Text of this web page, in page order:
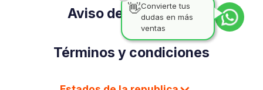
Aviso de Privacidad
Términos y condiciones
👋Convierte tus
dudas en más
ventas